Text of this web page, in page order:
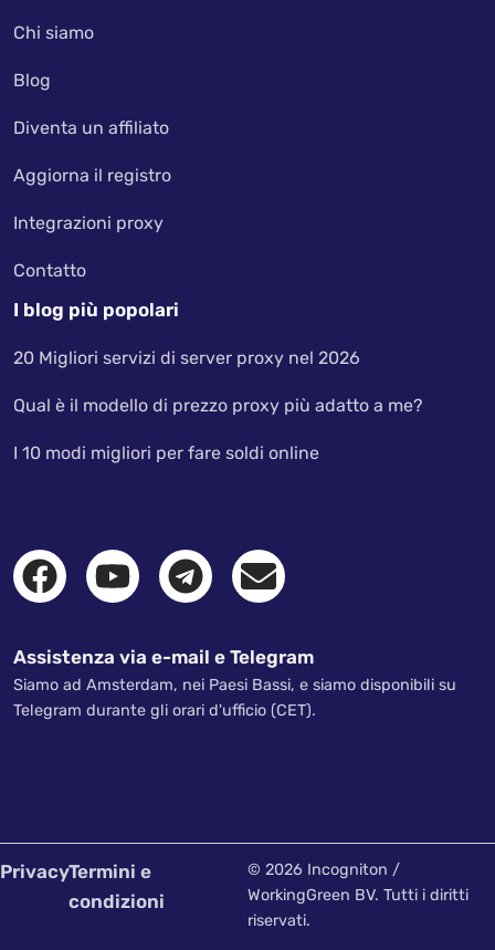
Chi siamo
Blog
Diventa un affiliato
Aggiorna il registro
Integrazioni proxy
Contatto
I blog più popolari
20 Migliori servizi di server proxy nel 2026
Qual è il modello di prezzo proxy più adatto a me?
I 10 modi migliori per fare soldi online
Assistenza via e-mail e Telegram
Siamo ad Amsterdam, nei Paesi Bassi, e siamo disponibili su
Telegram durante gli orari d'ufficio (CET).
© 2026 Incogniton /
WorkingGreen BV. Tutti i diritti
riservati.
PrivacyTermini e
condizioni